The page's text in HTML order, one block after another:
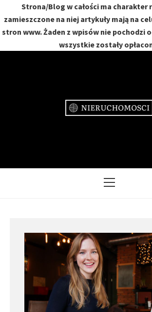
Strona/Blog w całości ma charakter
zamieszczone na niej artykuły mają na
stron www. Żaden z wpisów nie pochodzi
wszystkie zostały
Menu